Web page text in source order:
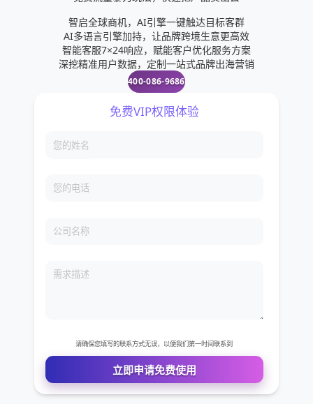
智启全球商机，AI引擎一键触达目标客群
AI多语言引擎加持，让品牌跨境生意更高效
智能客服7×24响应，赋能客户优化服务方案
深挖精准用户数据，定制一站式品牌出海营销
400-086-9686
公司名称
需求描述